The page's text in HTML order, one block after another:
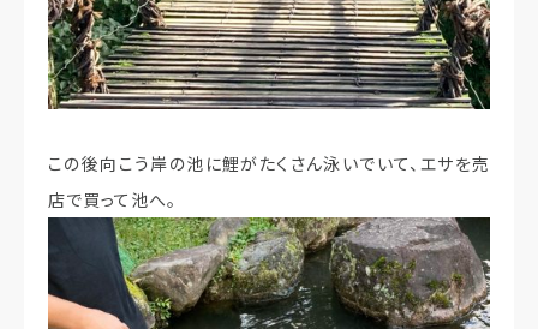
この後向こう岸の池に鯉がたくさん泳いでいて、エサを売
店で買って池へ。